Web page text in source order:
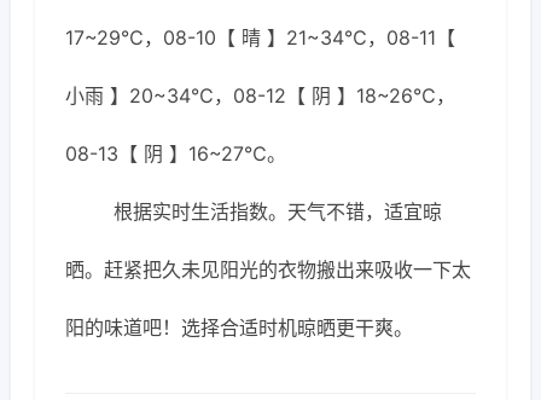
17~29℃，08-10【 晴 】21~34℃，08-11【
小雨 】20~34℃，08-12【 阴 】18~26℃，
08-13【 阴 】16~27℃。
根据实时生活指数。天气不错，适宜晾
晒。赶紧把久未见阳光的衣物搬出来吸收一下太
阳的味道吧！选择合适时机晾晒更干爽。